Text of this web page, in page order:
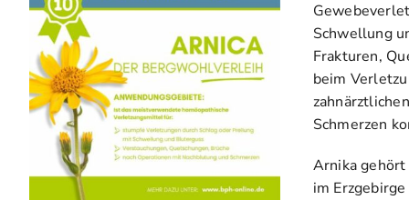
Schwellung
Frakturen,
beim
Schmerzen
Arnika
im